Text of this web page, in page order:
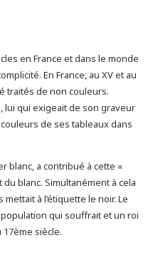
en France et dans le monde
En France, au XV et au
traités de non couleurs.
lui qui exigeait de son graveur
de ses tableaux dans
blanc, a contribué à cette «
blanc. Simultanément à cela
à l’étiquette le noir. Le
qui souffrait et un roi
siècle.